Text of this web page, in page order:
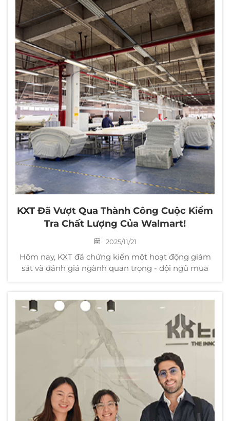
KXT Đã Vượt Qua Thành Công Cuộc Kiểm
Tra Chất Lượng Của Walmart!
2025/11/21
Hôm nay, KXT đã chứng kiến một hoạt động giám
sát và đánh giá ngành quan trọng - đội ngũ mua
kiểm tra nhà máy này tập trung vào các chỉ số cốt
lõi như cung ứng...